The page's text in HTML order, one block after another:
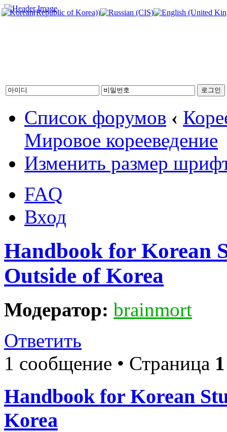
Список форумов ‹
Мировое корееведение
Изменить размер
FAQ
Вход
Handbook for Korean
Outside of Korea
Модератор: brainmort
Ответить
1 сообщение • Страница 1
Handbook for Korean
Korea